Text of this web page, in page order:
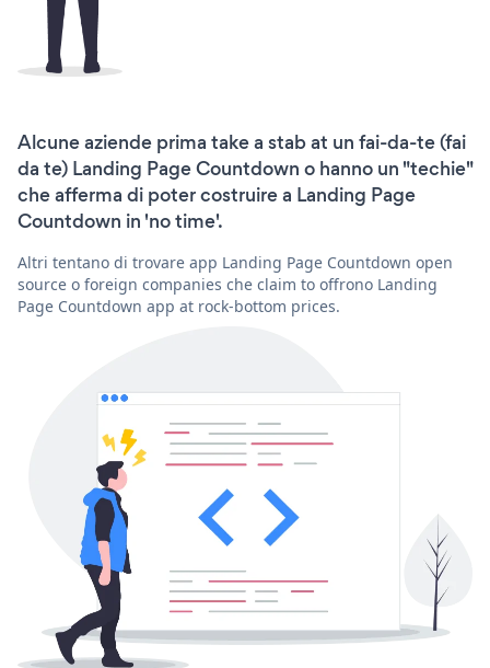
Alcune aziende prima take a stab at un fai-da-te (fai
da te) Landing Page Countdown o hanno un "techie"
che afferma di poter costruire a Landing Page
Countdown in 'no time'.
Altri tentano di trovare app Landing Page Countdown open
source o foreign companies che claim to offrono Landing
Page Countdown app at rock-bottom prices.